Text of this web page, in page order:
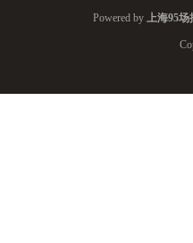
Powered by 上海95场